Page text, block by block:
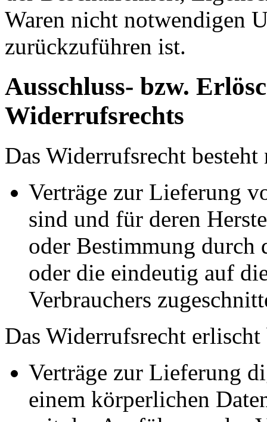
Waren nicht notwendigen
zurückzuführen ist.
Ausschluss- bzw.
Widerrufsrechts
Das Widerrufsrecht
Verträge zur Lieferung
sind und für deren
oder Bestimmung durch
oder die eindeutig auf
Verbrauchers
Das Widerrufsrecht
Verträge zur Lieferung
einem körperlichen